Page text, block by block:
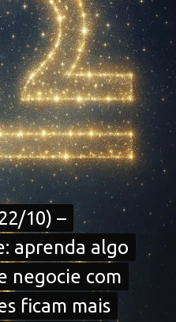
10) –
aprenda algo
negocie com
ficam mais
10) –
aprenda algo
negocie com
ficam mais